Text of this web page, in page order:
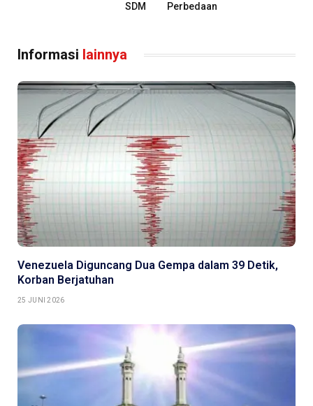
SDM
Perbedaan
Informasi lainnya
Venezuela Diguncang Dua Gempa dalam 39 Detik,
Korban Berjatuhan
25 JUNI 2026